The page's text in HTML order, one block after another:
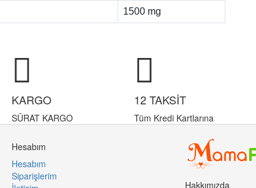
1500 mg
KARGO
SÜRAT KARGO
12 TAKSİT
Tüm Kredi Kartlarına
Hesabım
Hesabım
Siparişlerim
Hakkımızda